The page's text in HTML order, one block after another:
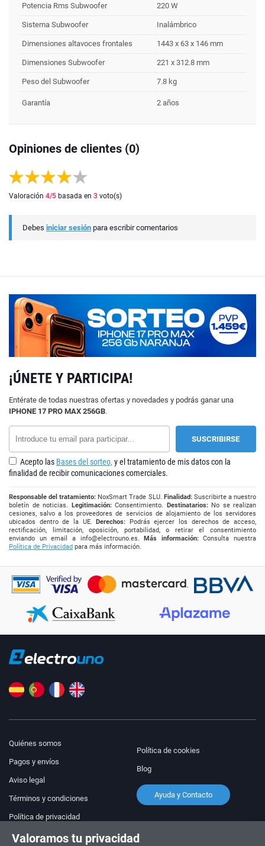
Potencia Rms Subwoofer 220 W
Sistema Subwoofer Inalámbrico
Dimensiones altavoces frontales 1443 x 63 x 146 mm
Dimensiones Subwoofer 221 x 312.8 mm
Peso del Subwoofer 7.8 kg
Garantía 2 años
Opiniones de clientes (0)
Valoración 4/5 basada en 3 voto(s)
Debes iniciar sesión para escribir comentarios
¡ÚNETE Y PARTICIPA!
Entérate de todas nuestras ofertas y novedades y podrás ganar una
IPHONE 17 PRO MAX 256GB.
Acepto las Bases del sorteo, y el tratamiento de mis datos con la
finalidad de recibir comunicaciones comerciales.
Responsable del tratamiento: NoxSmart Trade SLU. Finalidad:Suscribirte a nuestro
boletín de noticias. Legitimación:Consentimiento. Destinatarios:No se realizan
cesiones, salvo a los proveedores de servicios de alojamiento de los servidores
ubicados dentro de la UE.Derechos: Podrás ejercer los derechos de acceso,
rectificación, limitación, oposición, portabilidad, o retirar el consentimiento
enviando un email a info@electrouno.es.Más información:Consulta nuestra
Política de Privacidad para más información.
Quiénes somos
Pagos y envíos
Aviso legal
Términos y condiciones
Política de privacidad
Política de cookies
Blog
Ayuda y Contacto
PEDIDOS Y CONSULTAS ¡Síguenos!
Valoramos tu privacidad